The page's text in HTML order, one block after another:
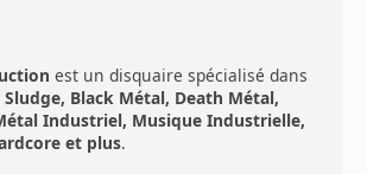
est un disquaire spécialisé dans
Black Métal, Death Métal,
Industriel, Musique Industrielle,
et plus.